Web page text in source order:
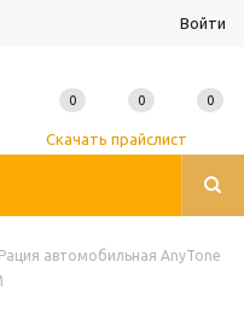
Войти
Скачать прайслист
0 0 0
Рация автомобильная AnyTone